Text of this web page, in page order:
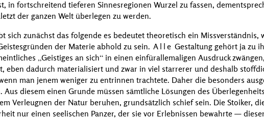
in fortschreitend tieferen Sinnesregionen Wurzel zu fassen,
der ganzen Welt überlegen zu werden.
sich zunächst das folgende es bedeutet theoretisch ein Missverständnis,
der Materie abhold zu sein. Alle Gestaltung gehört ja zu
Geistiges an sich
in einen einfürallemaligen Ausdruck
eben dadurch materialisiert und zwar in viel starrerer und deshalb
man jenem weniger zu entrinnen trachtete. Daher die besonders
Aus diesem einen Grunde müssen sämtliche Lösungen des
Verleugnen der Natur beruhen, grundsätzlich schief sein. Die Stoiker,
nur einen seelischen Panzer, der sie vor Erlebnissen bewahrte —